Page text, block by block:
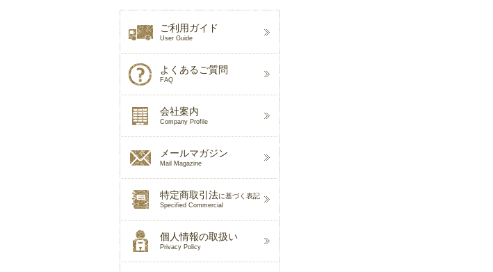
ご利用ガイド
User Guide
よくあるご質問
FAQ
会社案内
Company Profile
メールマガジン
Mail Magazine
特定商取引法に基づく表記
Specified Commercial
個人情報の取扱い
Privacy Policy